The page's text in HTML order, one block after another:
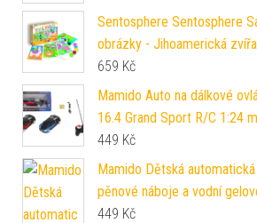
Sentosphere Sentosphere
obrázky - Jihoamerická
659 Kč
Mamido Auto na dálkové
16.4 Grand Sport R/C 1:24
449 Kč
Mamido Dětská
pěnové náboje a vodní
449 Kč